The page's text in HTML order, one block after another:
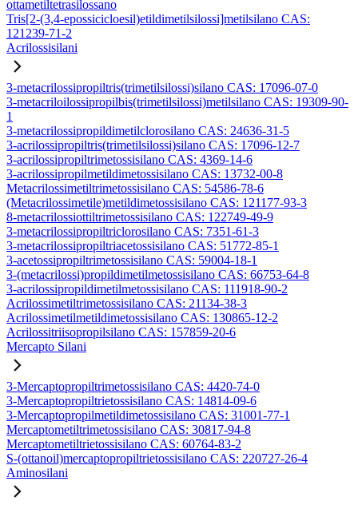
ottametiltetrasilossano
Tris[2-(3,4-epossicicloesil)etildimetilsilossi]metilsilano CAS:
121239-71-2
Acrilossisilani
3-metacrilossipropiltris(trimetilsilossi)silano CAS: 17096-07-0
3-metacriloilossipropilbis(trimetilsilossi)metilsilano CAS: 19309-90-
1
3-metacrilossipropildimetilclorosilano CAS: 24636-31-5
3-acrilossipropiltris(trimetilsilossi)silano CAS: 17096-12-7
3-acrilossipropiltrimetossisilano CAS: 4369-14-6
3-acrilossipropilmetildimetossisilano CAS: 13732-00-8
Metacrilossimetiltrimetossisilano CAS: 54586-78-6
(Metacrilossimetile)metildimetossisilano CAS: 121177-93-3
8-metacrilossiottiltrimetossisilano CAS: 122749-49-9
3-metacrilossipropiltriclorosilano CAS: 7351-61-3
3-metacrilossipropiltriacetossisilano CAS: 51772-85-1
3-acetossipropiltrimetossisilano CAS: 59004-18-1
3-(metacrilossi)propildimetilmetossisilano CAS: 66753-64-8
3-acrilossipropildimetilmetossisilano CAS: 111918-90-2
Acrilossimetiltrimetossisilano CAS: 21134-38-3
Acrilossimetilmetildimetossisilano CAS: 130865-12-2
Acrilossitriisopropilsilano CAS: 157859-20-6
Mercapto Silani
3-Mercaptopropiltrimetossisilano CAS: 4420-74-0
3-Mercaptopropiltrietossisilano CAS: 14814-09-6
3-Mercaptopropilmetildimetossisilano CAS: 31001-77-1
Mercaptometiltrimetossisilano CAS: 30817-94-8
Mercaptometiltrietossisilano CAS: 60764-83-2
S-(ottanoil)mercaptopropiltrietossisilano CAS: 220727-26-4
Aminosilani